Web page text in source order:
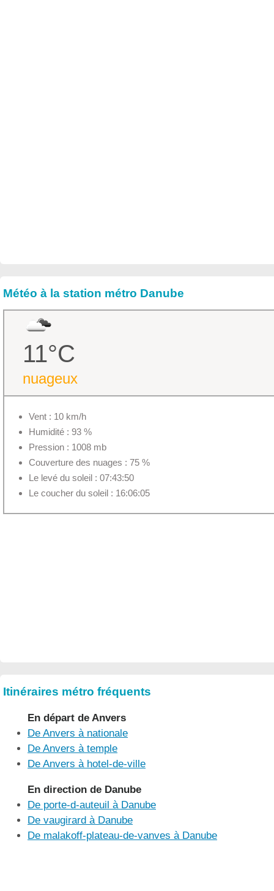
Météo à la station métro Danube
11°C
nuageux
Vent : 10 km/h
Humidité : 93 %
Pression : 1008 mb
Couverture des nuages : 75 %
Le levé du soleil : 07:43:50
Le coucher du soleil : 16:06:05
Itinéraires métro fréquents
En départ de Anvers
De Anvers à nationale
De Anvers à temple
De Anvers à hotel-de-ville
En direction de Danube
De porte-d-auteuil à Danube
De vaugirard à Danube
De malakoff-plateau-de-vanves à Danube